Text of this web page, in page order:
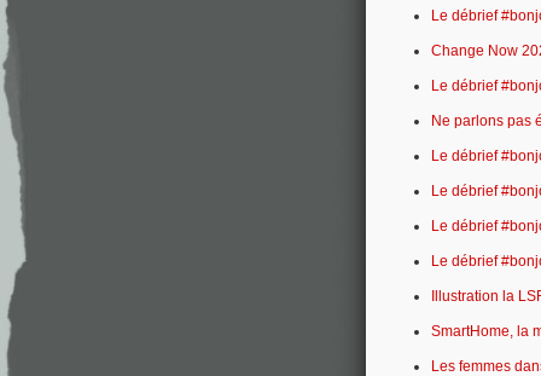
Le débrief
Change Now
Le débrief
Ne parlons pas
Le débrief
Le débrief
Le débrief
Le débrief
Illustration la
SmartHome, la
Les femmes